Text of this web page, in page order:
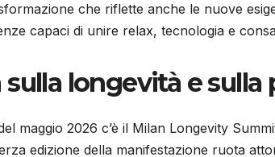
che riflette anche le nuove
capaci di unire relax, tecnologia e
longevità e sulla
maggio 2026 c’è il Milan Longevity
edizione della manifestazione ruota